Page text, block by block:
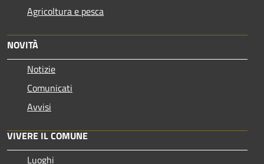
Agricoltura e pesca
NOVITÀ
Notizie
Comunicati
Avvisi
VIVERE IL COMUNE
Luoghi